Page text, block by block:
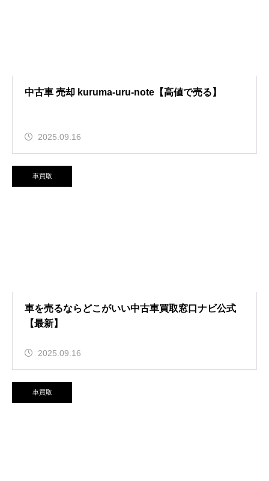
中古車 売却 kuruma-uru-note【高値で売る】
2025.09.16
車買取
車を売るならどこがいい中古車買取窓口ナビ公式
【最新】
2025.09.16
車買取